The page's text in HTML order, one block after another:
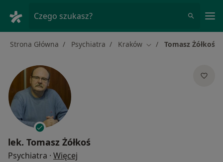
Czego szukasz?
Strona Główna Psychiatra Kraków Zmień miasto
Tomasz Żółkoś
lek. Tomasz Żółkoś
Psychiatra · Więcej